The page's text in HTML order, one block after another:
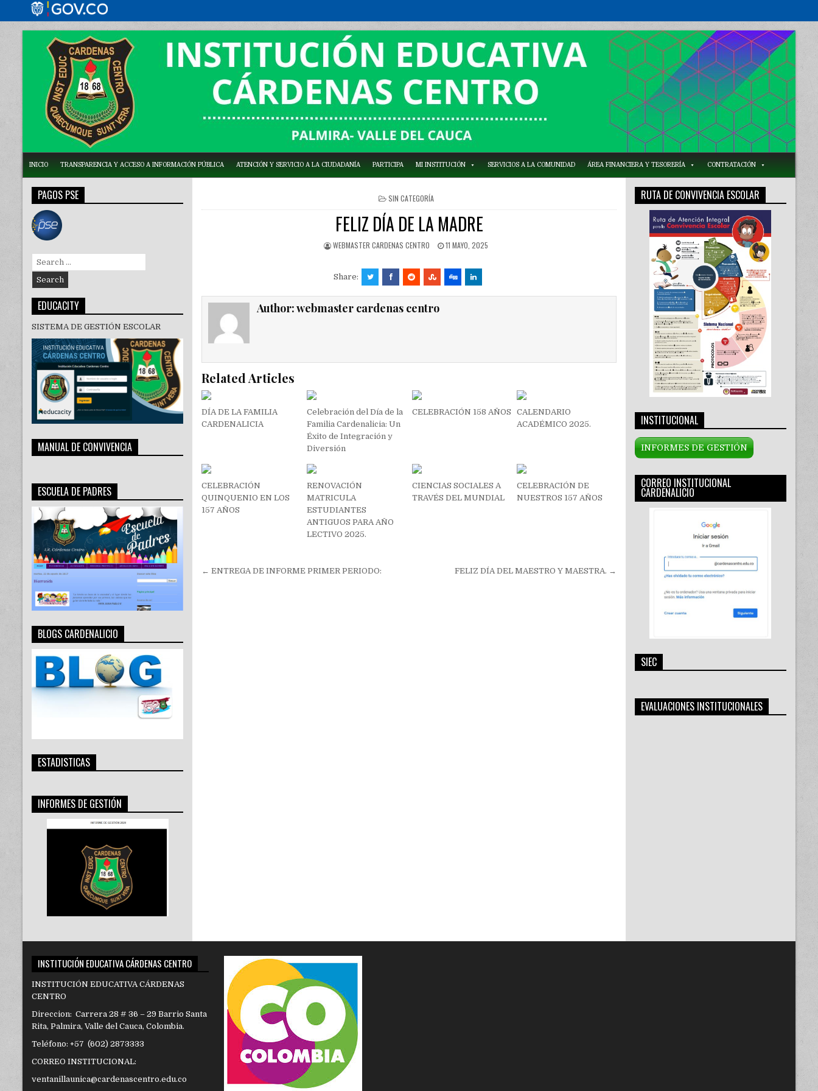
INICIO TRANSPARENCIA Y ACCESO A INFORMACIÓN PÚBLICA ATENCIÓN Y SERVICIO A LA CIUDADANÍA PARTICIPA MI INSTITUCIÓN SERVICIOS A LA COMUNIDAD ÁREA FINANCIERA Y TESORERÍA CONTRATACIÓN
POSTED
IN
SIN CATEGORÍA
FELIZ DÍA DE LA MADRE
WEBMASTER CARDENAS CENTRO 11 MAYO, 2025
Share:
Author:webmaster cardenas centro
Related Articles
DÍA DE LA FAMILIA
CARDENALICIA
Celebración del Día de la
Familia Cardenalicia: Un
Éxito de Integración y
Diversión
CELEBRACIÓN 158 AÑOS
CALENDARIO
ACADÉMICO 2025.
CELEBRACIÓN
QUINQUENIO EN LOS
157 AÑOS
RENOVACIÓN
MATRICULA
ESTUDIANTES
ANTIGUOS PARA AÑO
LECTIVO 2025.
CIENCIAS SOCIALES A
TRAVÉS DEL MUNDIAL
CELEBRACIÓN DE
NUESTROS 157 AÑOS
Navegación
← ENTREGA DE INFORME PRIMER PERIODO: FELIZ DÍA DEL MAESTRO Y MAESTRA. →
PAGOS PSE
Search
for:
EDUCACITY
SISTEMA DE GESTIÓN ESCOLAR
MANUAL DE CONVIVENCIA
ESCUELA DE PADRES
BLOGS CARDENALICIO
ESTADISTICAS
INFORMES DE GESTIÓN
RUTA DE CONVIVENCIA ESCOLAR
INSTITUCIONAL
INFORMES DE GESTIÓN
CORREO INSTITUCIONAL
CARDENALICIO
SIEC
EVALUACIONES INSTITUCIONALES
INSTITUCIÓN EDUCATIVA CÁRDENAS CENTRO
INSTITUCIÓN EDUCATIVA CÁRDENAS
CENTRO
Direccion: Carrera 28 # 36 – 29 Barrio Santa
Rita, Palmira, Valle del Cauca, Colombia.
Teléfono: +57 (602) 2873333
CORREO INSTITUCIONAL:
ventanillaunica@cardenascentro.edu.co